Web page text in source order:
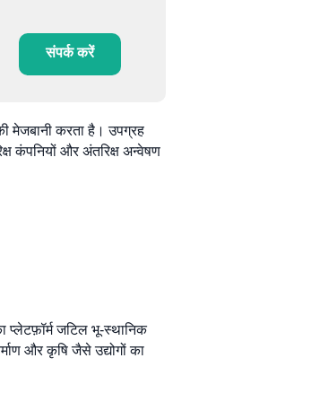
संपर्क करें
मेजबानी करता है। उपग्रह
कंपनियों और अंतरिक्ष अन्वेषण
प्लेटफ़ॉर्म जटिल भू-स्थानिक
और कृषि जैसे उद्योगों का